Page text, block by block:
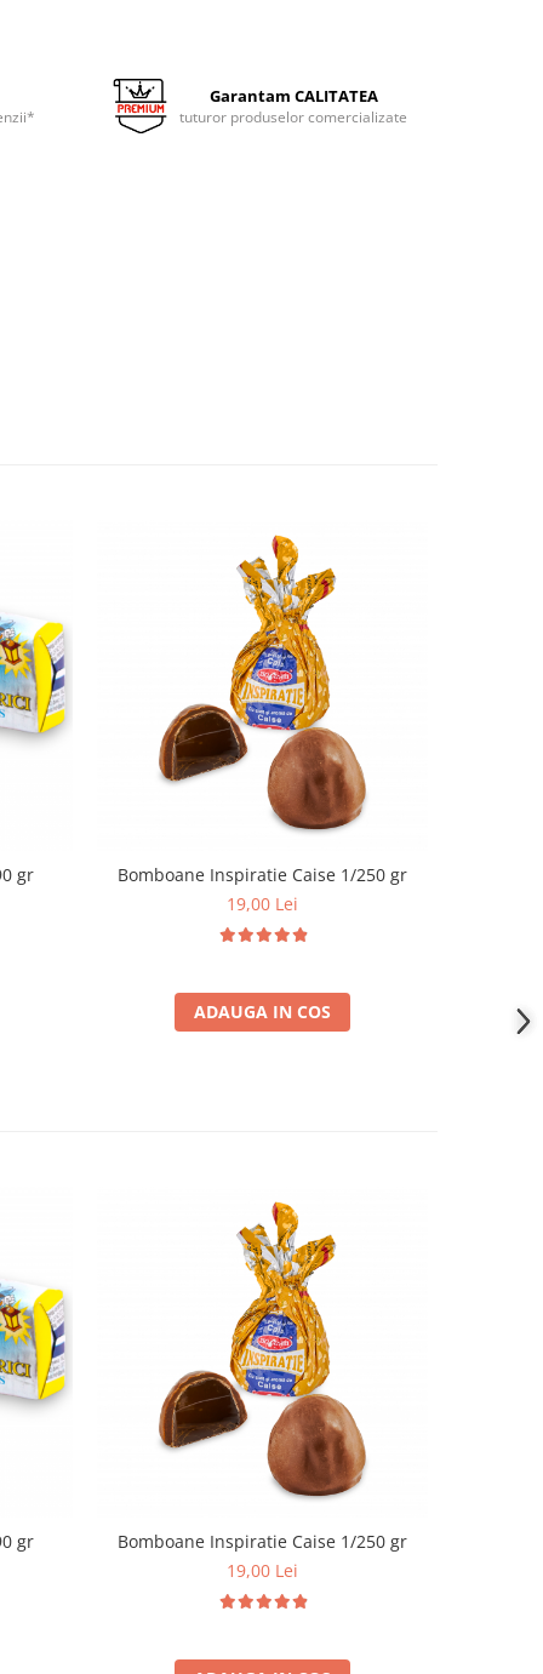
Garantam CALITATEA
tuturor produselor comercializate
(Iris) 1/190 gr
Bomboane Inspiratie Caise 1/250 gr
19,00 Lei
ADAUGA IN COS
(Iris) 1/190 gr
Bomboane Inspiratie Caise 1/250 gr
19,00 Lei